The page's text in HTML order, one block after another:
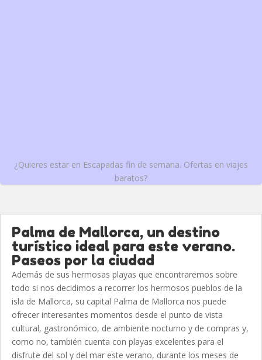
¿Quieres estar en Escapadas fin de semana. Ofertas en viajes
baratos?
Palma de Mallorca, un destino
turístico ideal para este verano.
Paseos por la ciudad
Además de sus hermosas playas que encontraremos sobre
todo si nos decidimos a recorrer los hermosos pueblos de la
isla de Mallorca, su capital Palma de Mallorca nos puede
ofrecer interesantes momentos desde el punto de vista
cultural, gastronómico, de ambiente nocturno y de compras y,
como no, también cuenta con playas excelentes para el
disfrute del sol y del mar este verano, durante los meses de